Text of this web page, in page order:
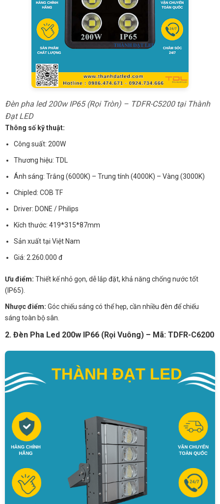
Đèn pha led 200w IP65 (Rọi Tròn) – TDFR-C5200 tại Thành
Đạt LED
Thông số kỹ thuật:
Công suất: 200W
Thương hiệu: TDL
Ánh sáng: Trắng (6000K) – Trung tính (4000K) – Vàng (3000K)
Chipled: COB TF
Driver: DONE / Philips
Kích thước: 419*315*87mm
Sản xuất tại Việt Nam
Giá: 2.260.000 đ
Ưu điểm: Thiết kế nhỏ gọn, dễ lắp đặt, khả năng chống nước tốt
(IP65).
Nhược điểm: Góc chiếu sáng có thể hẹp, cần nhiều đèn để chiếu
sáng toàn bộ sân.
2. Đèn Pha Led 200w IP66 (Rọi Vuông) – Mã: TDFR-C6200